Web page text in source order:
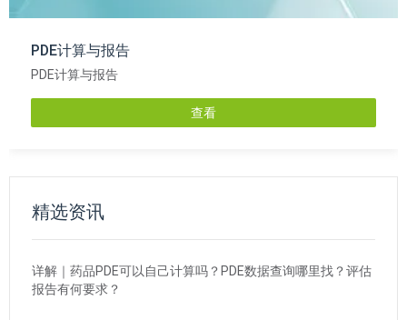
PDE计算与报告
PDE计算与报告
查看
精选资讯
详解｜药品PDE可以自己计算吗？PDE数据查询哪里找？评估
报告有何要求？